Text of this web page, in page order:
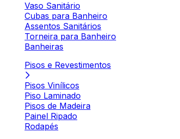
Vaso Sanitário
Cubas para Banheiro
Assentos Sanitários
Torneira para Banheiro
Banheiras
Pisos e Revestimentos
Pisos Vinílicos
Piso Laminado
Pisos de Madeira
Painel Ripado
Rodapés